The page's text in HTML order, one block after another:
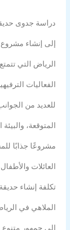
دراسة جدوى
إلى إنشاء
الرياض التي
الفعاليات
للعديد من
المتوقعة،
مشروعًا جذابًا
العائلات
تكلفة إنشاء
الملاهي في
إلى جمهور